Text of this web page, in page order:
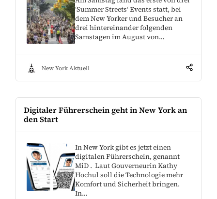
‘Summer Streets‘ Events statt, bei
dem New Yorker und Besucher an
drei hintereinander folgenden
Samstagen im August von…
New York Aktuell
Digitaler Führerschein geht in New York an
den Start
In New York gibt es jetzt einen
digitalen Führerschein, genannt
MiD . Laut Gouverneurin Kathy
Hochul soll die Technologie mehr
Komfort und Sicherheit bringen.
In…